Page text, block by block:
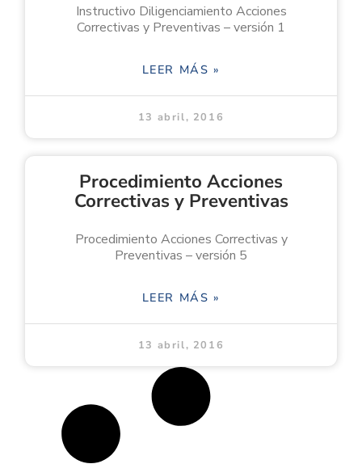
Instructivo Diligenciamiento Acciones
Correctivas y Preventivas – versión 1
LEER MÁS »
13 abril, 2016
Procedimiento Acciones
Correctivas y Preventivas
Procedimiento Acciones Correctivas y
Preventivas – versión 5
LEER MÁS »
13 abril, 2016